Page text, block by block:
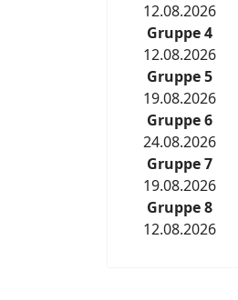
12.08.2026
Gruppe 4
12.08.2026
Gruppe 5
19.08.2026
Gruppe 6
24.08.2026
Gruppe 7
19.08.2026
Gruppe 8
12.08.2026